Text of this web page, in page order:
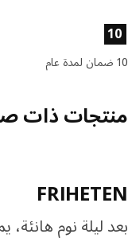
خصائص المنتج
10
10 ضمان لمدة عام
منتجات ذات
FRIHETEN
بعد ليلة نوم